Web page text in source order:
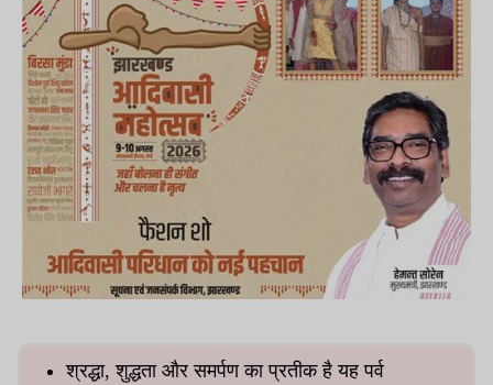
श्रद्धा, शुद्धता और समर्पण का प्रतीक है यह पर्व